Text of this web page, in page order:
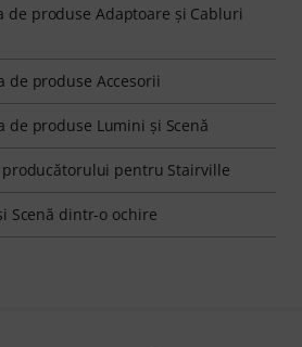
de produse Adaptoare şi Cabluri
de produse Accesorii
de produse Lumini şi Scenă
pentru Stairville
Scenă dintr-o ochire